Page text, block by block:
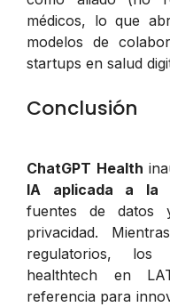
médicos, lo que
modelos de
startups en salud
Conclusión
ChatGPT Health
IA aplicada a la
fuentes de datos
privacidad.
regulatorios, los
healthtech en
referencia para